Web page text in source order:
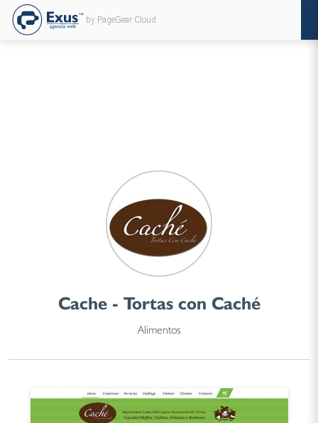
by PageGear Cloud
Cache - Tortas con Caché
Alimentos